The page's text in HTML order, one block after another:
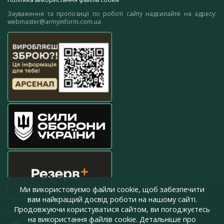
Зауваження та пропозиції по роботі сайту надсилайте на адресу:
webmaster@armyinform.com.ua
press@armyinform.com.ua
Ми використовуємо файли cookie, щоб забезпечити
вам найкращий досвід роботи на нашому сайті.
Продовжуючи користуватися сайтом, ви погоджуєтесь
на використання файлів cookie. Детальніше про